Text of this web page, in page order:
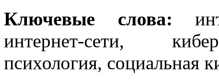
Ключевые слова:
интернет-сети,
психология, социальная